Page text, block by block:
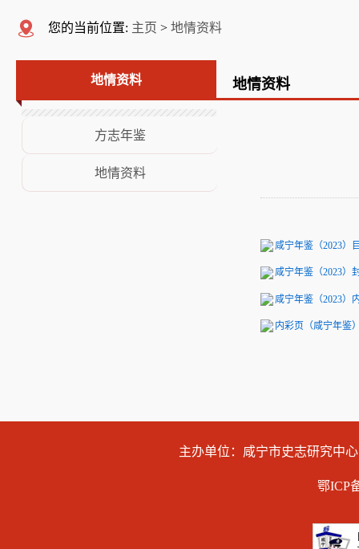
领导班子
荣誉展示
您的当前位置: 主页 > 地情资料
地情资料
方志年鉴
地情资料
地情资料
咸宁年鉴（2023）
咸宁年鉴（2023）
咸宁年鉴（2023）
内彩页（咸宁年鉴
主办单位：咸宁市史志研究中
鄂ICP